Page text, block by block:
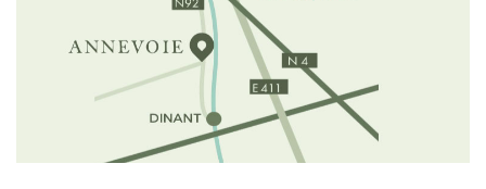
PERSONNES)
LE MOULIN : GÎTE 32 PLACES
LE DOMAINE DU CHÂTEAU
CONTACT
OFFRES D’EMPLOI